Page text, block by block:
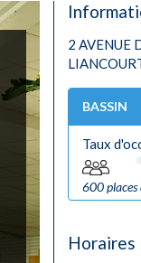
2 AVENUE
BASSIN
Taux
600 places
Horaires